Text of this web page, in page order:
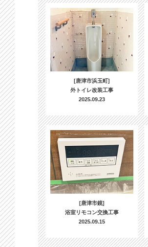
[唐津市浜玉町]
外トイレ改装工事
2025.09.23
[唐津市鏡]
浴室リモコン交換工事
2025.09.15